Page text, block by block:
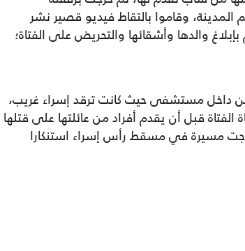
وقاموا بالتقاط فيديو قصير نشر
والدها وأشقائها والتحريض على الفتاة؛
داخل مستشفى حيث كانت ترقد إسراء غريب،
قبل أن يقدم أفراد من عائلتها على قتلها
مسيرة في مسقط رأس إسراء استنكارا